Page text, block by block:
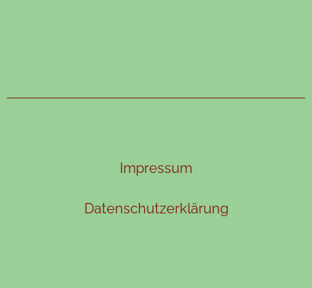
Impressum
Datenschutzerklärung